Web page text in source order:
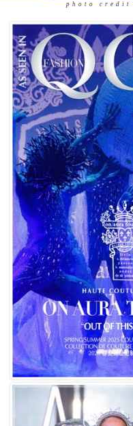
photo credit